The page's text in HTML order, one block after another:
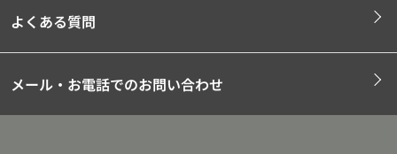
よくある質問
メール・お電話でのお問い合わせ